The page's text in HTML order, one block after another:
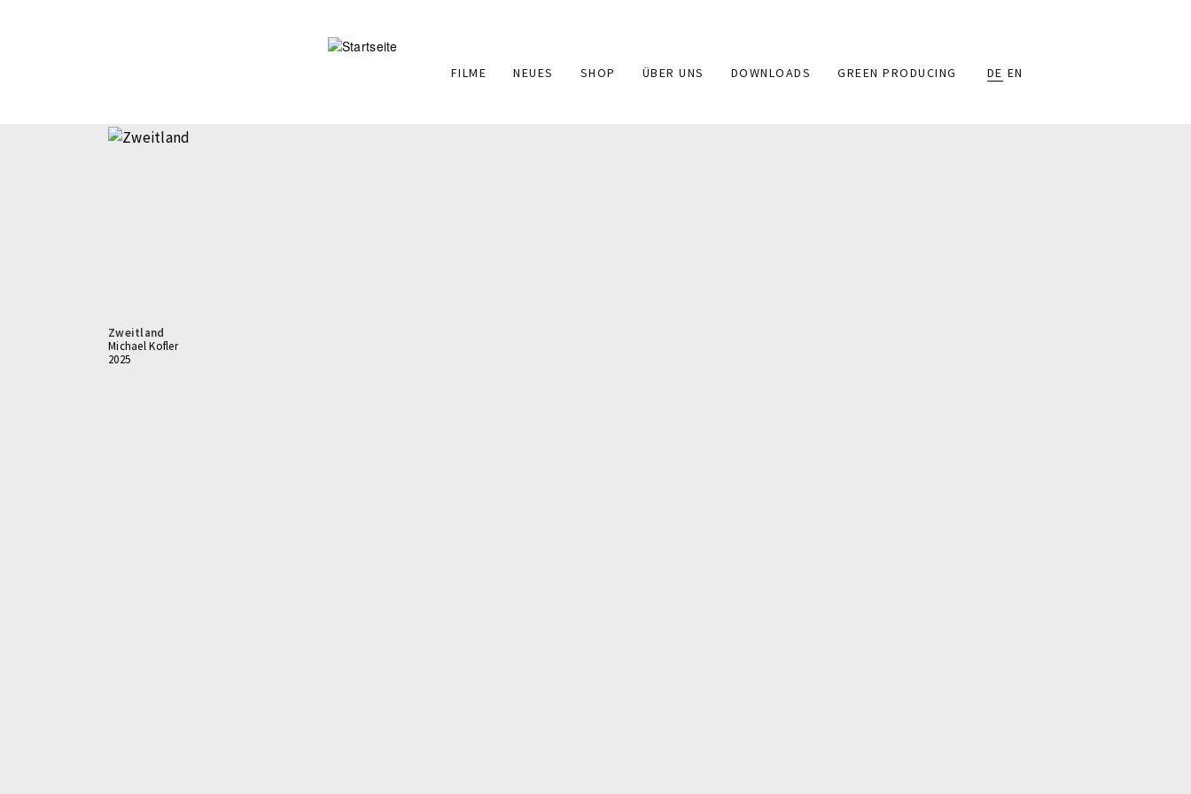
Main
FILME NEUES SHOP ÜBER UNS DOWNLOADS GREEN PRODUCING DE EN
Zweitland
Michael Kofler
2025